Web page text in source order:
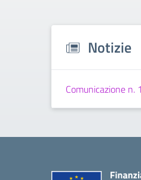
Notizie
Comunicazione